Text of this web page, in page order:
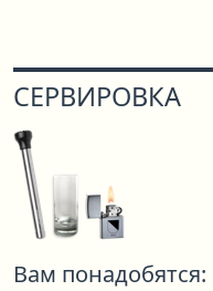
СЕРВИРОВКА
Вам понадобятся: